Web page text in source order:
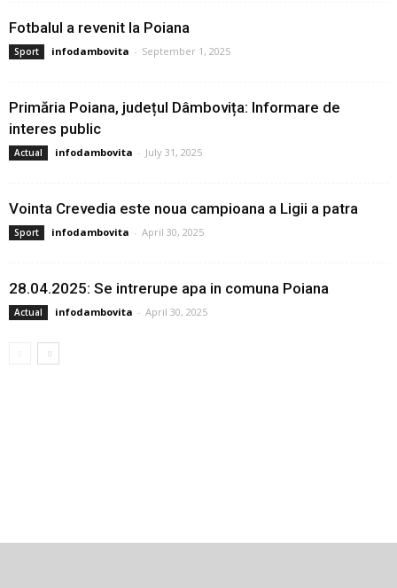
Fotbalul a revenit la Poiana
Sport infodambovita - September 1, 2025
Primăria Poiana, județul Dâmbovița: Informare de
interes public
Actual infodambovita - July 31, 2025
Vointa Crevedia este noua campioana a Ligii a patra
Sport infodambovita - April 30, 2025
28.04.2025: Se intrerupe apa in comuna Poiana
Actual infodambovita - April 30, 2025